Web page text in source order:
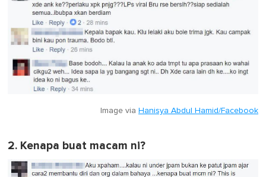
Image via Hanisya Abdul Hamid/Facebook
2. Kenapa buat macam ni?